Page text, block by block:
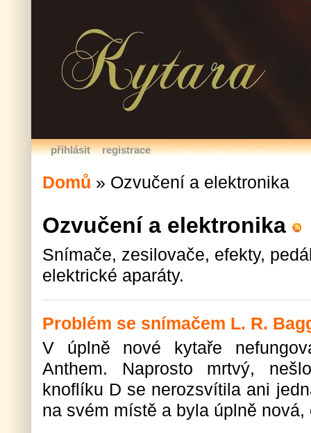
přihlásit registrace
Domů » Ozvučení a elektronika
Ozvučení a elektronika
Snímače, zesilovače, efekty,
elektrické aparáty.
Problém se snímačem L. R.
V úplně nové kytaře
Anthem. Naprosto mrtvý,
knoflíku D se nerozsvítila ani
na svém místě a byla úplně